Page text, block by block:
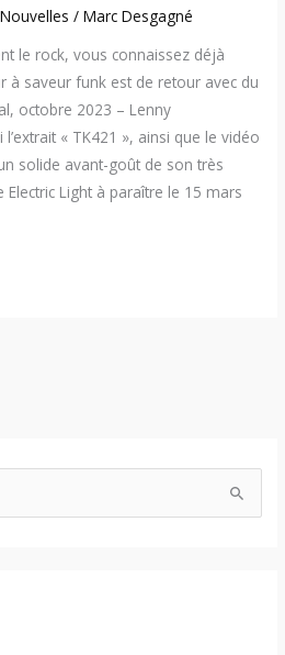
Nouvelles /Marc Desgagné
le rock, vous connaissez déjà
à saveur funk est de retour avec du
octobre 2023 – Lenny
« TK421 », ainsi que le vidéo
solide avant-goût de son très
Light à paraître le 15 mars